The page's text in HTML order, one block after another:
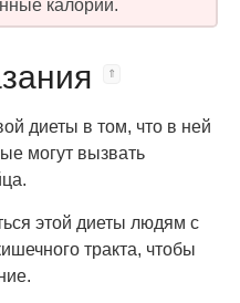
калории.
диеты в том, что в ней
могут вызвать
этой диеты людям с
тракта, чтобы